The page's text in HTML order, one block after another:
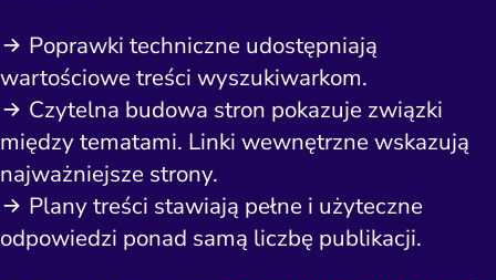
Poprawki techniczne udostępniają
wartościowe treści wyszukiwarkom.
Czytelna budowa stron pokazuje związki
między tematami. Linki wewnętrzne wskazują
najważniejsze strony.
Plany treści stawiają pełne i użyteczne
odpowiedzi ponad samą liczbę publikacji.